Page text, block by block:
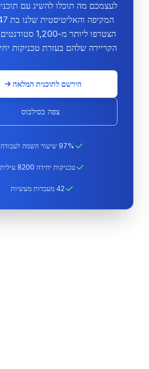
לעצמכם מה תוכלו להשיג עם
הצטרפו ליותר מ-
הקריירה שלהם בעזרת טכניקות יחידה
הירשם לתוכנית המלאה
צפה בסילבוס
97% שיעור השמה לעבודה
טכניקות יחידה 8200 עילית
42 מעבדות מעשיות